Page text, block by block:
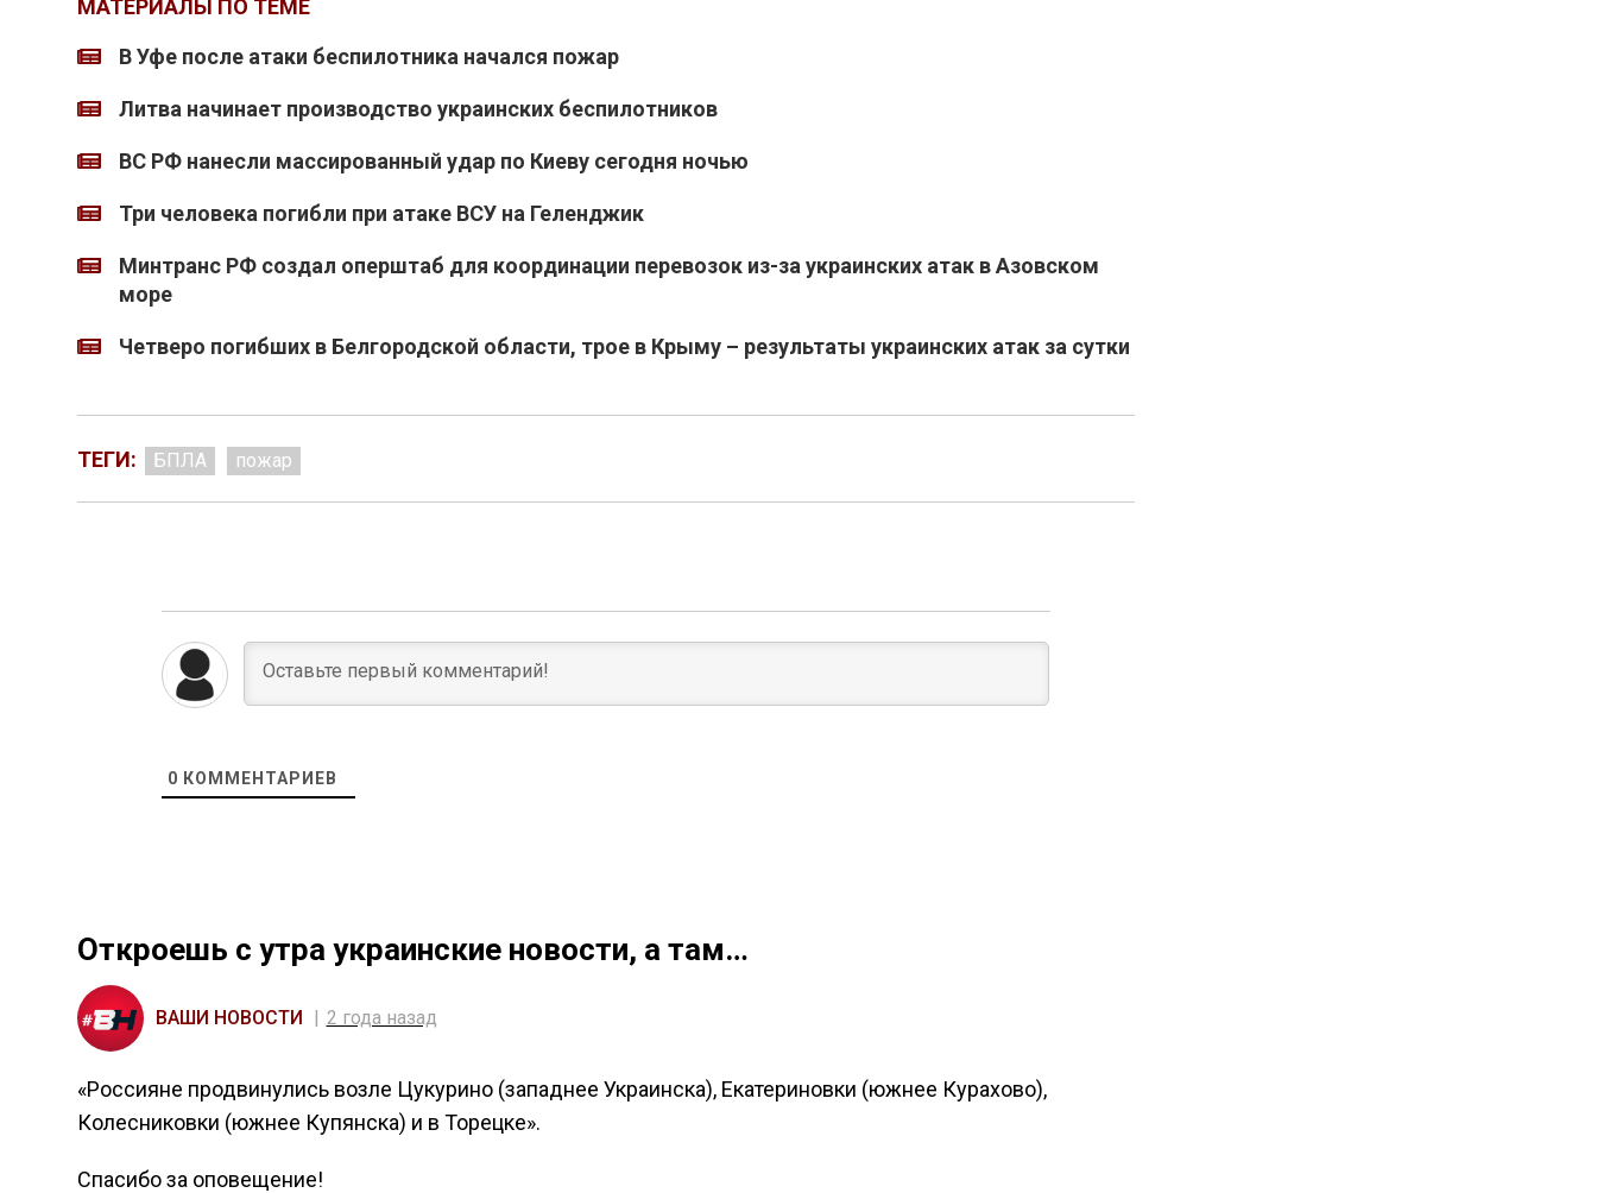
МАТЕРИАЛЫ ПО ТЕМЕ
В Уфе после атаки беспилотника начался пожар
Литва начинает производство украинских беспилотников
ВС РФ нанесли массированный удар по Киеву сегодня ночью
Три человека погибли при атаке ВСУ на Геленджик
Минтранс РФ создал оперштаб для координации перевозок из-за украинских атак в Азовском
море
Четверо погибших в Белгородской области, трое в Крыму – результаты украинских атак за сутки
ТЕГИ: БПЛА пожар
0 КОММЕНТАРИЕВ
Откроешь с утра украинские новости, а там…
ВАШИ НОВОСТИ 2 года назад
«Россияне продвинулись возле Цукурино (западнее Украинска), Екатериновки (южнее Курахово),
Колесниковки (южнее Купянска) и в Торецке».
Спасибо за оповещение!